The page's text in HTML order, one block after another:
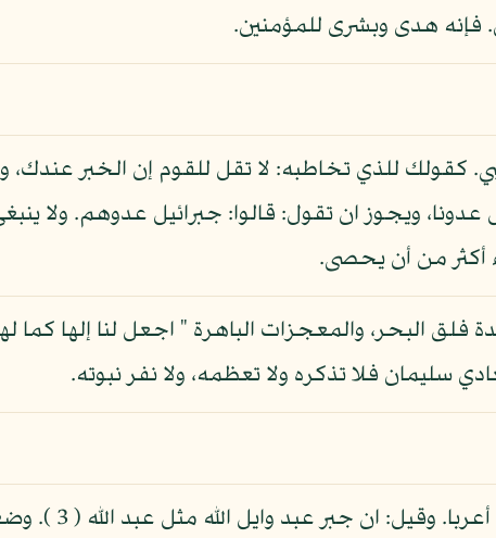
فإنه هدى وبشرى للمؤمنين.
كقولك للذي تخاطبه: لا تقل للقوم إن الخبر عندك،
ويجوز ان تقول: قالوا: جبرائيل عدوهم. ولا
أكثر من أن يحصى.
وجبرائيل،